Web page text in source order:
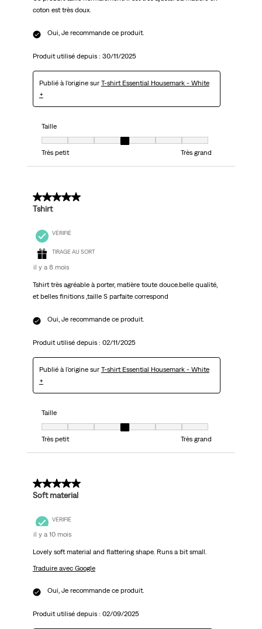
coton est très doux.
Oui, Je recommande ce produit.
Produit utilisé depuis : 30/11/2025
Publié à l'origine sur T-shirt Essential Housemark - White
+
Taille
Taille, 4 sur 7, où 1 est égal à Très petit et 7 est égal à Très grand
Très petit
Très grand
5 sur 5 étoiles.
Tshirt
VÉRIFIÉ
TIRAGE AU SORT
il y a 8 mois
Tshirt très agréable à porter, matière toute douce.belle qualité,
et belles finitions ,taille S parfaite correspond
Oui, Je recommande ce produit.
Produit utilisé depuis : 02/11/2025
Publié à l'origine sur T-shirt Essential Housemark - White
+
Taille
Taille, 4 sur 7, où 1 est égal à Très petit et 7 est égal à Très grand
Très petit
Très grand
5 sur 5 étoiles.
Soft material
VÉRIFIÉ
il y a 10 mois
Lovely soft material and flattering shape. Runs a bit small.
Traduire avec Google
Oui, Je recommande ce produit.
Produit utilisé depuis : 02/09/2025